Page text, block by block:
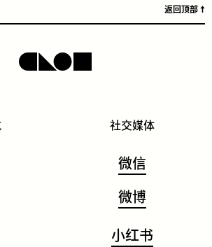
返回顶部
社交媒体
微信
微博
小红书